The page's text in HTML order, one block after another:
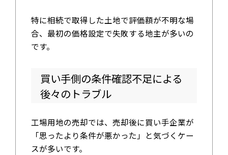
特に相続で取得した土地で評価額が不明な場
合、最初の価格設定で失敗する地主が多いの
です。
買い手側の条件確認不足による
後々のトラブル
工場用地の売却では、売却後に買い手企業が
「思ったより条件が悪かった」と気づくケー
スが多いです。